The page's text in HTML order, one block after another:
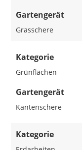
Gartengerät
Grasschere
Kategorie
Grünflächen
Gartengerät
Kantenschere
Kategorie